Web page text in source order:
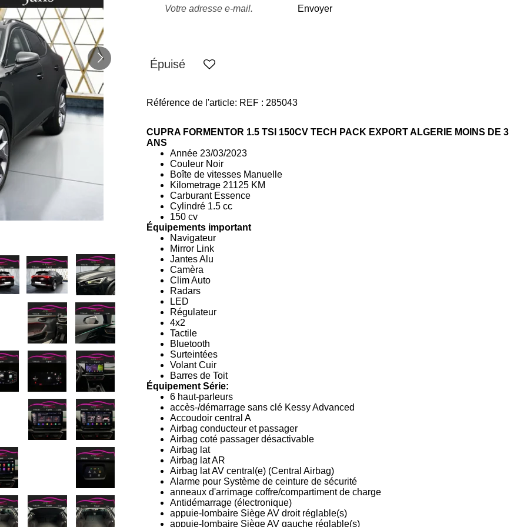
Envoyer
Épuisé
Référence de l'article: REF : 285043
CUPRA FORMENTOR 1.5 TSI 150CV TECH PACK EXPORT ALGERIE MOINS DE 3
ANS
Année 23/03/2023
Couleur Noir
Boîte de vitesses Manuelle
Kilometrage 21125 KM
Carburant Essence
Cylindré 1.5 cc
150 cv
Équipements important
Navigateur
Mirror Link
Jantes Alu
Camèra
Clim Auto
Radars
LED
Régulateur
4x2
Tactile
Bluetooth
Surteintées
Volant Cuir
Barres de Toit
Équipement Série:
6 haut-parleurs
accès-/démarrage sans clé Kessy Advanced
Accoudoir central A
Airbag conducteur et passager
Airbag coté passager désactivable
Airbag lat
Airbag lat AR
Airbag lat AV central(e) (Central Airbag)
Alarme pour Système de ceinture de sécurité
anneaux d'arrimage coffre/compartiment de charge
Antidémarrage (électronique)
appuie-lombaire Siège AV droit réglable(s)
appuie-lombaire Siège AV gauche réglable(s)